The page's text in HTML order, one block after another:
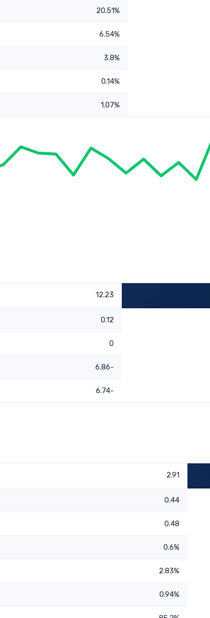
20.51%
6.54%
3.8%
0.14%
1.07%
12.23
0.12
0
-6.86
-6.74
2.91
0.44
0.48
0.6%
2.83%
0.94%